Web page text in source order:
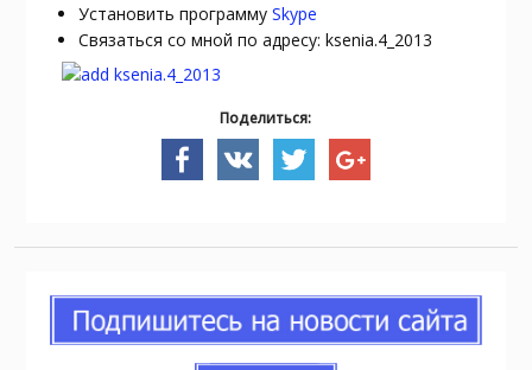
Установить программу Skype
Связаться со мной по адресу: ksenia.4_2013
Поделиться: